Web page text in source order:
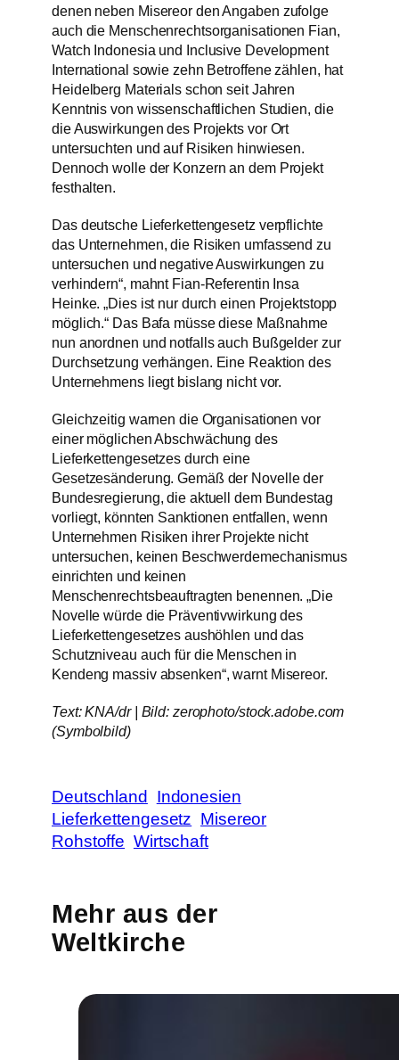
denen neben Misereor den Angaben zufolge
auch die Menschenrechtsorganisationen Fian,
Watch Indonesia und Inclusive Development
International sowie zehn Betroffene zählen, hat
Heidelberg Materials schon seit Jahren
Kenntnis von wissenschaftlichen Studien, die
die Auswirkungen des Projekts vor Ort
untersuchten und auf Risiken hinwiesen.
Dennoch wolle der Konzern an dem Projekt
festhalten.
Das deutsche Lieferkettengesetz verpflichte
das Unternehmen, die Risiken umfassend zu
untersuchen und negative Auswirkungen zu
verhindern“, mahnt Fian-Referentin Insa
Heinke. „Dies ist nur durch einen Projektstopp
möglich.“ Das Bafa müsse diese Maßnahme
nun anordnen und notfalls auch Bußgelder zur
Durchsetzung verhängen. Eine Reaktion des
Unternehmens liegt bislang nicht vor.
Gleichzeitig warnen die Organisationen vor
einer möglichen Abschwächung des
Lieferkettengesetzes durch eine
Gesetzesänderung. Gemäß der Novelle der
Bundesregierung, die aktuell dem Bundestag
vorliegt, könnten Sanktionen entfallen, wenn
Unternehmen Risiken ihrer Projekte nicht
untersuchen, keinen Beschwerdemechanismus
einrichten und keinen
Menschenrechtsbeauftragten benennen. „Die
Novelle würde die Präventivwirkung des
Lieferkettengesetzes aushöhlen und das
Schutzniveau auch für die Menschen in
Kendeng massiv absenken“, warnt Misereor.
Text: KNA/dr | Bild: zerophoto/stock.adobe.com
(Symbolbild)
Deutschland Indonesien
Lieferkettengesetz Misereor
Rohstoffe Wirtschaft
Mehr aus der
Weltkirche